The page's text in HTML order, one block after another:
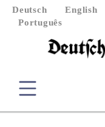
Deutsch English
Português